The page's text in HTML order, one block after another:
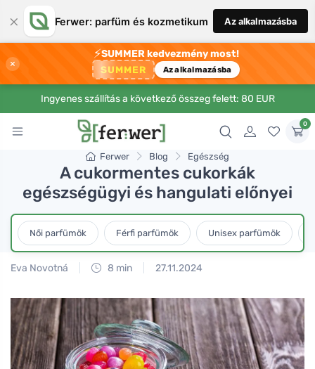
× Ferwer: parfüm és kozmetikum Az alkalmazásba
×
⚡SUMMER kedvezmény most!
SUMMER Az alkalmazásba
Ingyenes szállítás a következő összeg felett: 80 EUR
0
Ferwer Blog Egészség
A cukormentes cukorkák
egészségügyi és hangulati előnyei
Női parfümök Férfi parfümök Unisex parfümök
Eva Novotná 8 min 27.11.2024